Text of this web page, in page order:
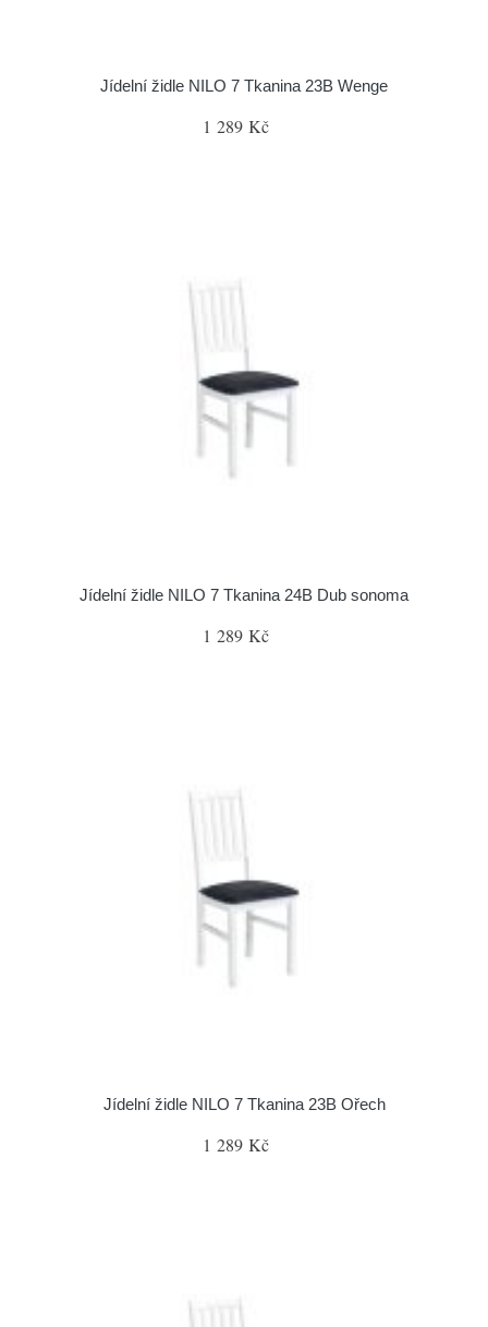
Jídelní židle NILO 7 Tkanina 23B Wenge
1 289 Kč
Jídelní židle NILO 7 Tkanina 24B Dub sonoma
1 289 Kč
Jídelní židle NILO 7 Tkanina 23B Ořech
1 289 Kč